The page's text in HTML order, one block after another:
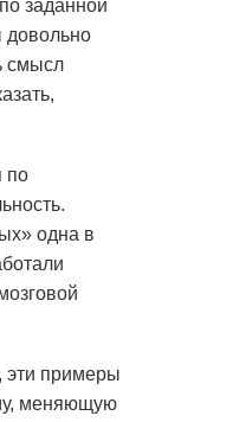
заданной
довольно
смысл
по
одна в
эти примеры
меняющую